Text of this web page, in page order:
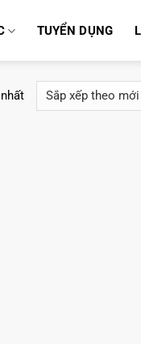
TUYỂN DỤNG